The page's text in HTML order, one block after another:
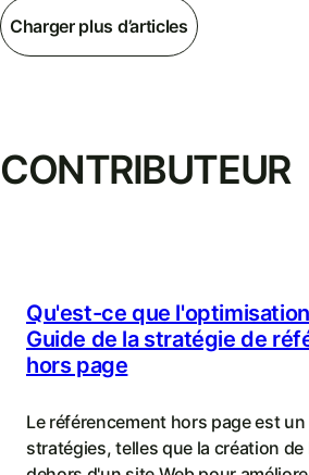
Charger plus d’articles
CONTRIBUTEUR
Qu'est-ce que
Guide de la stratégie de
hors page
Le référencement hors page est
stratégies, telles que la création